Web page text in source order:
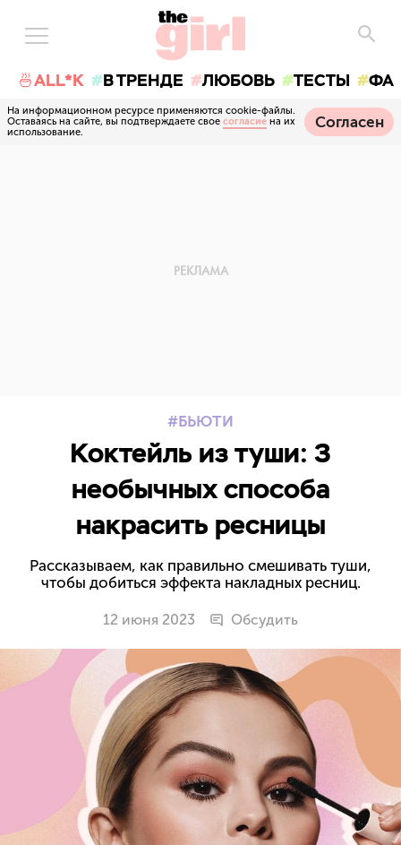
🍜ALL*K В ТРЕНДЕ ЛЮБОВЬ ТЕСТЫ
На информационном ресурсе применяются cookie-файлы.
Оставаясь на сайте, вы подтверждаете свое согласие на их
использование.
Согласен
БЬЮТИ
Коктейль из туши: 3
необычных способа
накрасить ресницы
Рассказываем, как правильно смешивать туши,
чтобы добиться эффекта накладных ресниц.
12 июня 2023 Обсудить